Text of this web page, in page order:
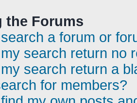
the Forums
a forum or
search return no
search return a
for members?